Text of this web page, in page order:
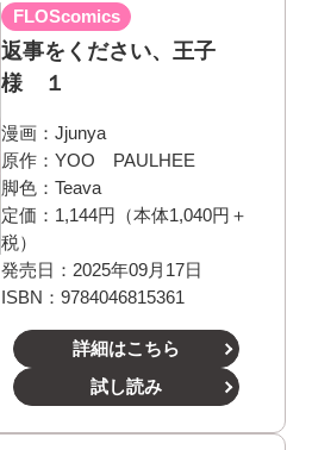
FLOScomics
返事をください、王子
様 １
漫画： Jjunya
原作： YOO PAULHEE
脚色： Teava
定価：1,144円（本体1,040円＋
税）
発売日：2025年09月17日
ISBN：9784046815361
詳細はこちら
試し読み